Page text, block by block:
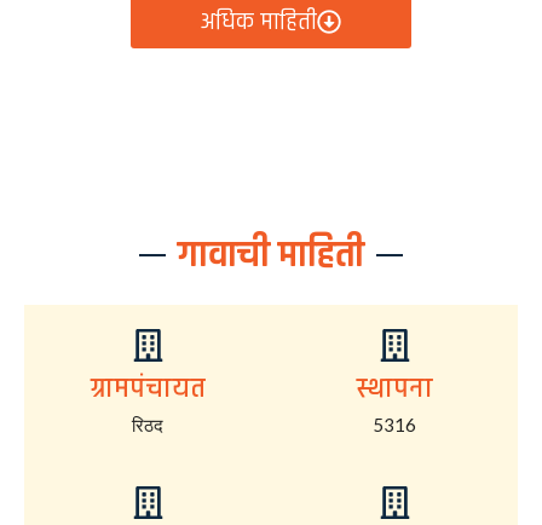
अधिक माहिती
गावाची माहिती
ग्रामपंचायत
रिठद
स्थापना
5316